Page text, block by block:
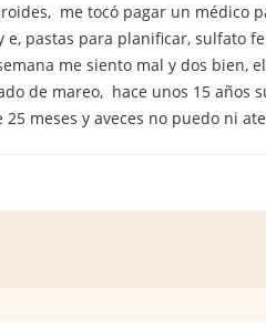
me tocó pagar un médico
pastas para planificar, sulfato
me siento mal y dos bien,
de mareo, hace unos 15
meses y aveces no puedo ni